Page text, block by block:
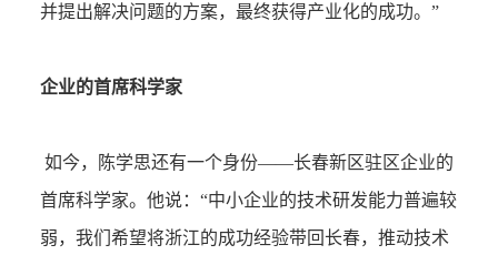
并提出解决问题的方案，最终获得产业化的成功。”
企业的首席科学家
如今，陈学思还有一个身份——长春新区驻区企业的
首席科学家。他说：“中小企业的技术研发能力普遍较
弱，我们希望将浙江的成功经验带回长春，推动技术